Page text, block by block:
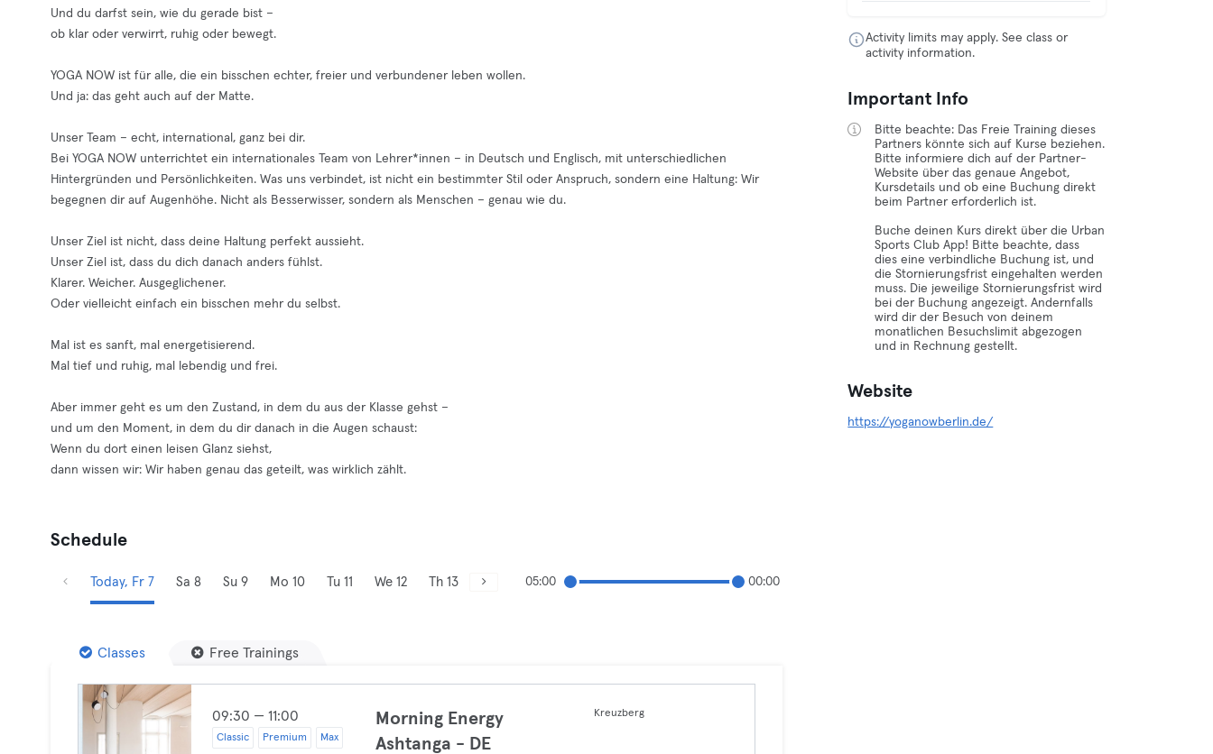
Und du darfst sein, wie du gerade bist –
ob klar oder verwirrt, ruhig oder bewegt.
YOGA NOW ist für alle, die ein bisschen echter, freier und verbundener leben wollen.
Und ja: das geht auch auf der Matte.
Unser Team – echt, international, ganz bei dir.
Bei YOGA NOW unterrichtet ein internationales Team von Lehrer*innen – in Deutsch und Englisch, mit unterschiedlichen
Hintergründen und Persönlichkeiten. Was uns verbindet, ist nicht ein bestimmter Stil oder Anspruch, sondern eine Haltung: Wir
begegnen dir auf Augenhöhe. Nicht als Besserwisser, sondern als Menschen – genau wie du.
Unser Ziel ist nicht, dass deine Haltung perfekt aussieht.
Unser Ziel ist, dass du dich danach anders fühlst.
Klarer. Weicher. Ausgeglichener.
Oder vielleicht einfach ein bisschen mehr du selbst.
Mal ist es sanft, mal energetisierend.
Mal tief und ruhig, mal lebendig und frei.
Aber immer geht es um den Zustand, in dem du aus der Klasse gehst –
und um den Moment, in dem du dir danach in die Augen schaust:
Wenn du dort einen leisen Glanz siehst,
dann wissen wir: Wir haben genau das geteilt, was wirklich zählt.
Schedule
Today, Fr 7 Sa 8 Su 9 Mo 10 Tu 11 We 12 Th 13 05:00 00:00
Classes Free Trainings
09:30 — 11:00
Classic Premium Max
Morning Energy
Ashtanga - DE
Kreuzberg
Activity limits may apply. See class or
activity information.
Important Info
Bitte beachte: Das Freie Training dieses
Partners könnte sich auf Kurse beziehen.
Bitte informiere dich auf der Partner-
Website über das genaue Angebot,
Kursdetails und ob eine Buchung direkt
beim Partner erforderlich ist.
Buche deinen Kurs direkt über die Urban
Sports Club App! Bitte beachte, dass
dies eine verbindliche Buchung ist, und
die Stornierungsfrist eingehalten werden
muss. Die jeweilige Stornierungsfrist wird
bei der Buchung angezeigt. Andernfalls
wird dir der Besuch von deinem
monatlichen Besuchslimit abgezogen
und in Rechnung gestellt.
Website
https://yoganowberlin.de/